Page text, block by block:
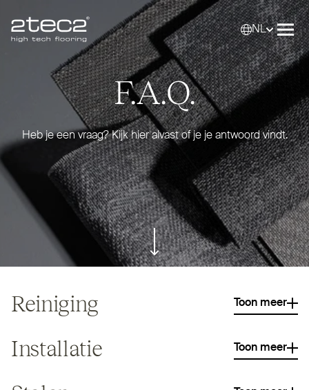
Primary
NL
F.A.Q.
Heb je een vraag? Kijk hier alvast of je je antwoord vindt.
ui.scroll-down
Reiniging Toon meer
Installatie Toon meer